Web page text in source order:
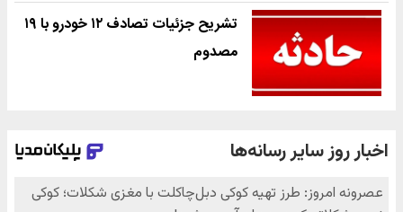
تشریح جزئیات تصادف ۱۲ خودرو با ۱۹
مصدوم